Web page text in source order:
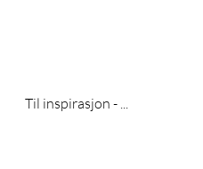
Til inspirasjon - ...